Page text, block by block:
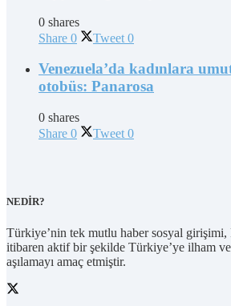
0 shares
Share 0 Tweet 0
Venezuela’da kadınlara
otobüs: Panarosa
0 shares
Share 0 Tweet 0
NEDİR?
Türkiye’nin tek mutlu haber sosyal girişimi,
itibaren aktif bir şekilde Türkiye’ye ilham
aşılamayı amaç etmiştir.